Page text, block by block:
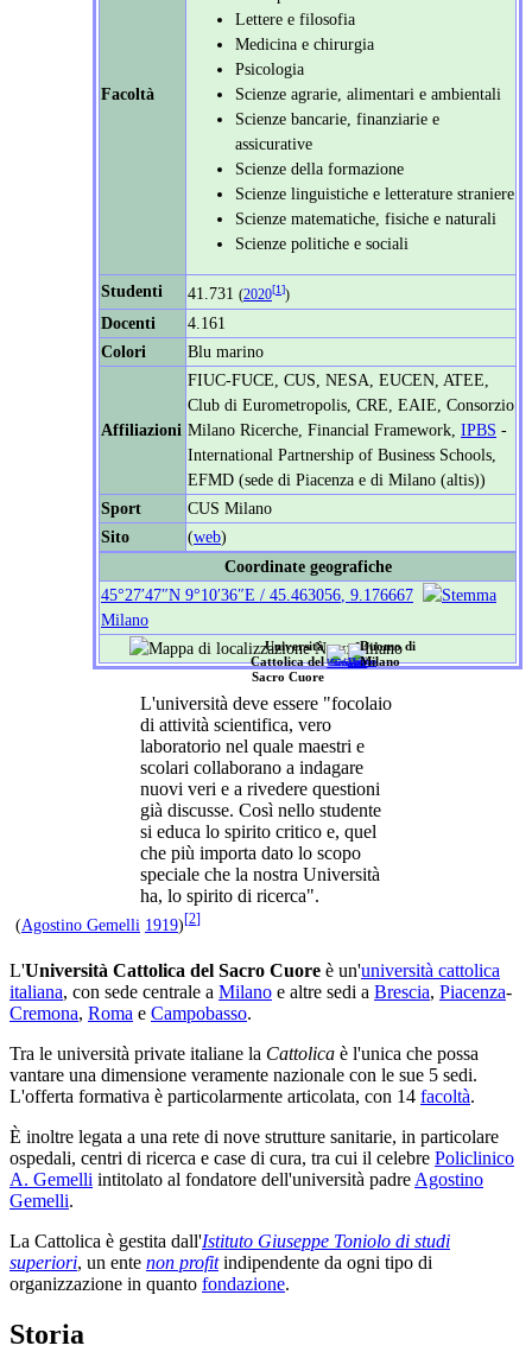
Facoltà
Lettere e filosofia
Medicina e chirurgia
Psicologia
Scienze agrarie, alimentari e ambientali
Scienze bancarie, finanziarie e
assicurative
Scienze della formazione
Scienze linguistiche e letterature straniere
Scienze matematiche, fisiche e naturali
Scienze politiche e sociali
Studenti 41.731 (2020[1])
Docenti
4.161
Colori
Blu marino
Affiliazioni
FIUC-FUCE, CUS, NESA, EUCEN, ATEE,
Club di Eurometropolis, CRE, EAIE, Consorzio
Milano Ricerche, Financial Framework, IPBS -
International Partnership of Business Schools,
EFMD (sede di Piacenza e di Milano (altis))
Sport
CUS Milano
Sito
(web)
Coordinate geografiche
45°27′47″N 9°10′36″E / 45.463056, 9.176667
Milano
Università
Cattolica del
Sacro Cuore
Duomo di
Milano
L'università deve essere "focolaio
di attività scientifica, vero
laboratorio nel quale maestri e
scolari collaborano a indagare
nuovi veri e a rivedere questioni
già discusse. Così nello studente
si educa lo spirito critico e, quel
che più importa dato lo scopo
speciale che la nostra Università
ha, lo spirito di ricerca".
(Agostino Gemelli 1919)[2]
L'Università Cattolica del Sacro Cuore è un'università cattolica
italiana, con sede centrale a Milano e altre sedi a Brescia, Piacenza-
Cremona, Roma e Campobasso.
Tra le università private italiane la Cattolica è l'unica che possa
vantare una dimensione veramente nazionale con le sue 5 sedi.
L'offerta formativa è particolarmente articolata, con 14 facoltà.
È inoltre legata a una rete di nove strutture sanitarie, in particolare
ospedali, centri di ricerca e case di cura, tra cui il celebre Policlinico
A. Gemelli intitolato al fondatore dell'università padre Agostino
Gemelli.
La Cattolica è gestita dall'Istituto Giuseppe Toniolo di studi
superiori, un ente non profitindipendente da ogni tipo di
organizzazione in quanto fondazione.
Storia